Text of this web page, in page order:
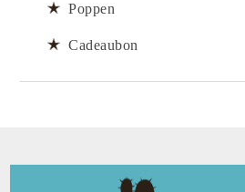
Poppen
Cadeaubon